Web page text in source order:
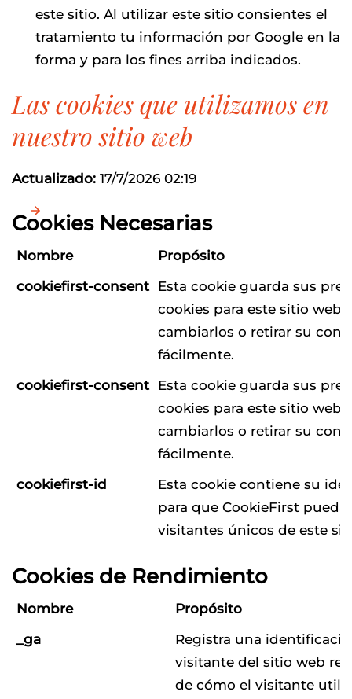
este sitio. Al utilizar este sitio consientes el
tratamiento tu información por Google en la
forma y para los fines arriba indicados.
Las cookies que utilizamos en
nuestro sitio web
Actualizado: 17/7/2026 02:19
Cookies Necesarias
Nombre
Propósito
cookiefirst-consent Esta cookie guarda sus
cookies para este sitio web.
cambiarlos o retirar su
fácilmente.
cookiefirst-consent Esta cookie guarda sus
cookies para este sitio web.
cambiarlos o retirar su
fácilmente.
cookiefirst-id
Esta cookie contiene su
para que CookieFirst
visitantes únicos de este
Cookies de Rendimiento
Nombre
Propósito
_ga
Registra una
visitante del sitio web
de cómo el visitante